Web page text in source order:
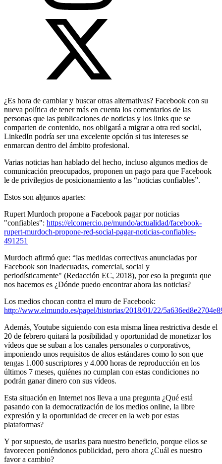
¿Es hora de cambiar y buscar otras alternativas? Facebook con su
nueva política de tener más en cuenta los comentarios de las
personas que las publicaciones de noticias y los links que se
comparten de contenido, nos obligará a migrar a otra red social,
LinkedIn podría ser una excelente opción si tus intereses se
enmarcan dentro del ámbito profesional.
Varias noticias han hablado del hecho, incluso algunos medios de
comunicación preocupados, proponen un pago para que Facebook
le de privilegios de posicionamiento a las “noticias confiables”.
Estos son algunos apartes:
Rupert Murdoch propone a Facebook pagar por noticias
"confiables": https://elcomercio.pe/mundo/actualidad/facebook-
rupert-murdoch-propone-red-social-pagar-noticias-confiables-
491251
Murdoch afirmó que: “las medidas correctivas anunciadas por
Facebook son inadecuadas, comercial, social y
periodísticamente" (Redacción EC, 2018), por eso la pregunta que
nos hacemos es ¿Dónde puedo encontrar ahora las noticias?
Los medios chocan contra el muro de Facebook:
http://www.elmundo.es/papel/historias/2018/01/22/
Además, Youtube siguiendo con esta misma línea restrictiva desde el
20 de febrero quitará la posibilidad y oportunidad de monetizar los
vídeos que se suban a los canales personales o corporativos,
imponiendo unos requisitos de altos estándares como lo son que
tengas 1.000 suscriptores y 4.000 horas de reproducción en los
últimos 7 meses, quiénes no cumplan con estas condiciones no
podrán ganar dinero con sus vídeos.
Esta situación en Internet nos lleva a una pregunta ¿Qué está
pasando con la democratización de los medios online, la libre
expresión y la oportunidad de crecer en la web por estas
plataformas?
Y por supuesto, de usarlas para nuestro beneficio, porque ellos se
favorecen poniéndonos publicidad, pero ahora ¿Cuál es nuestro
favor a cambio?